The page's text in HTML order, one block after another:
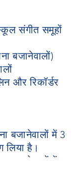
संगीत समूहों
बजानेवालों)
और रिकॉर्डर
बजानेवालों में 3
लिया है।
बजानेवालों में